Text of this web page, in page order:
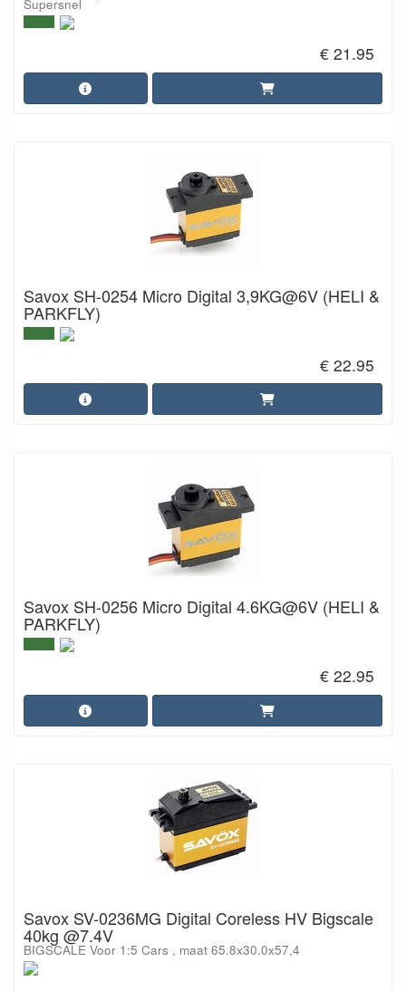
Supersnel
€ 21.95
Savox SH-0254 Micro Digital 3,9KG@6V (HELI &
PARKFLY)
€ 22.95
Savox SH-0256 Micro Digital 4.6KG@6V (HELI &
PARKFLY)
€ 22.95
Savox SV-0236MG Digital Coreless HV Bigscale
40kg @7.4V
BIGSCALE Voor 1:5 Cars , maat 65.8x30.0x57,4